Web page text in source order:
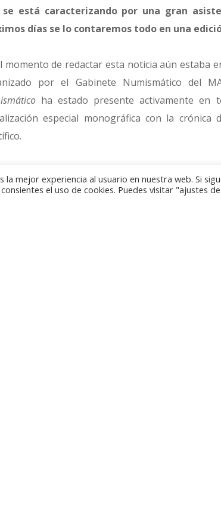
se está caracterizando por una gran
días se lo contaremos todo en una
momento de redactar esta noticia aún estaba
por el Gabinete Numismático del
ha estado presente activamente en
especial monográfica con la
a las que hay que sumar las
mejor experiencia al usuario en nuestra web. Si
el uso de cookies. Puedes visitar "ajustes